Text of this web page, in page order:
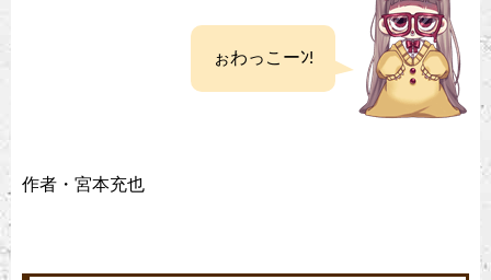
ぉわっこーﾝ!
作者・宮本充也